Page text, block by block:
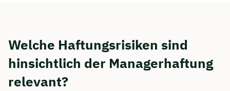
Welche Haftungsrisiken sind
hinsichtlich der Managerhaftung
relevant?